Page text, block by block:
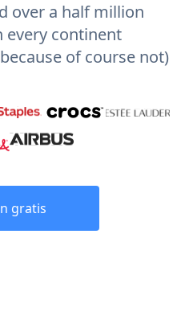
over a half million
every continent
of course not)
gratis